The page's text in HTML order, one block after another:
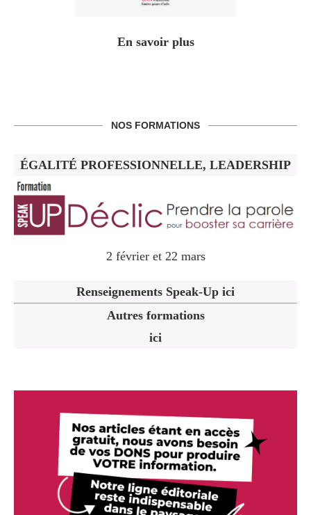
En savoir plus
NOS FORMATIONS
ÉGALITÉ PROFESSIONNELLE, LEADERSHIP
2 février et 22 mars
Renseignements Speak-Up ici
Autres formations
ici